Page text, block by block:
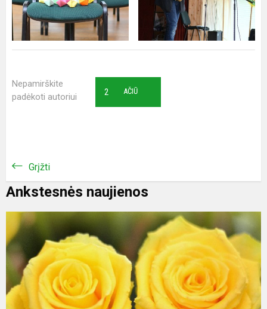
Nepamirškite
padėkoti autoriui
AČIŪ
2
Grįžti
Ankstesnės naujienos